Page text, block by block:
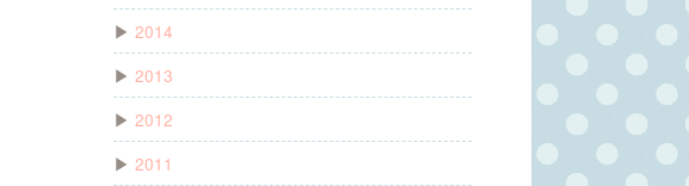
▶ 2014
▶ 2013
▶ 2012
▶ 2011